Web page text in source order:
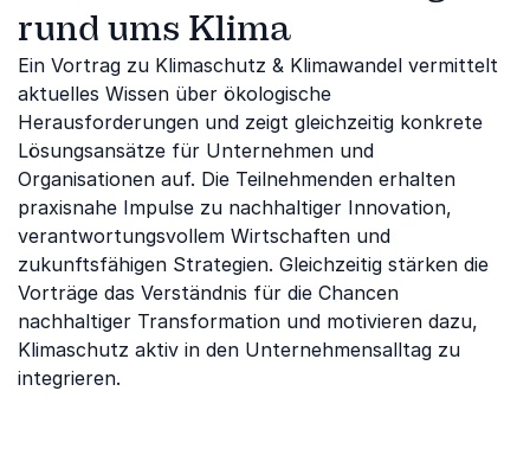
rund ums Klima
Ein Vortrag zu Klimaschutz & Klimawandel vermittelt
aktuelles Wissen über ökologische
Herausforderungen und zeigt gleichzeitig konkrete
Lösungsansätze für Unternehmen und
Organisationen auf. Die Teilnehmenden erhalten
praxisnahe Impulse zu nachhaltiger Innovation,
verantwortungsvollem Wirtschaften und
zukunftsfähigen Strategien. Gleichzeitig stärken die
Vorträge das Verständnis für die Chancen
nachhaltiger Transformation und motivieren dazu,
Klimaschutz aktiv in den Unternehmensalltag zu
integrieren.